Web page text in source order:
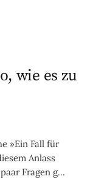
wie es zu
»Ein Fall für
Anlass
Fragen g...